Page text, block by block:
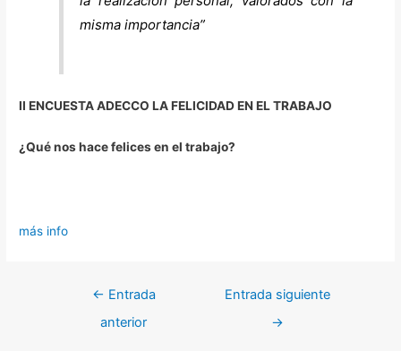
misma importancia”
II ENCUESTA ADECCO LA FELICIDAD EN EL TRABAJO
¿Qué nos hace felices en el trabajo?
más info
← Entrada
anterior
Entrada siguiente
→